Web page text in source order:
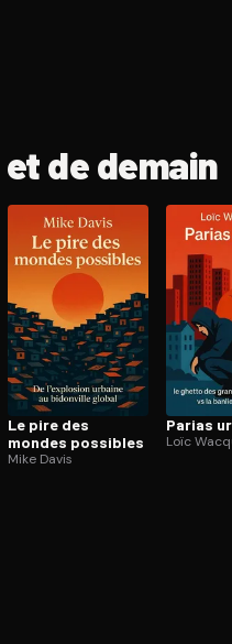
de demain
Le pire des
mondes possibles
Mike Davis
Parias
Loïc